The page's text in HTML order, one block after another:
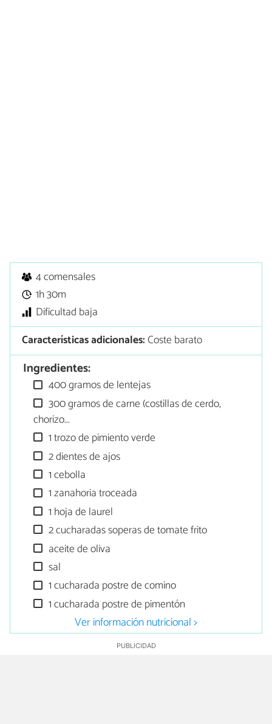
4 comensales
1h 30m
Dificultad baja
Características adicionales:Coste barato
Ingredientes:
400 gramos de lentejas
300 gramos de carne (costillas de cerdo,
chorizo...
1 trozo de pimiento verde
2 dientes de ajos
1 cebolla
1 zanahoria troceada
1 hoja de laurel
2 cucharadas soperas de tomate frito
aceite de oliva
sal
1 cucharada postre de comino
1 cucharada postre de pimentón
Ver información nutricional >